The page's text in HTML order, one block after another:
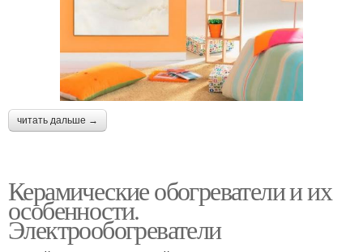
читать дальше →
Керамические обогреватели и их
особенности.
Электрообогреватели